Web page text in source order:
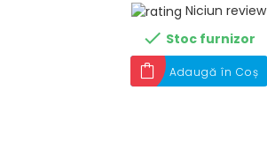
Niciun review
 Stoc furnizor
Adaugă în Coș